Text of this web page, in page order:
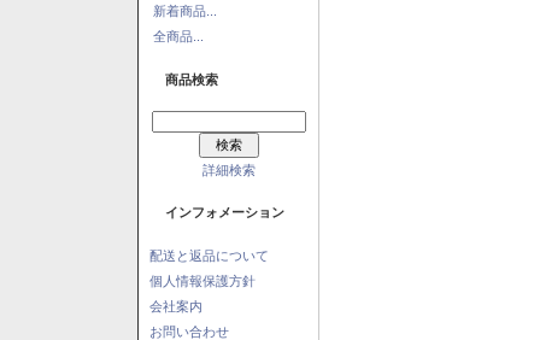
新着商品...
全商品...
商品検索
詳細検索
インフォメーション
配送と返品について
個人情報保護方針
会社案内
お問い合わせ